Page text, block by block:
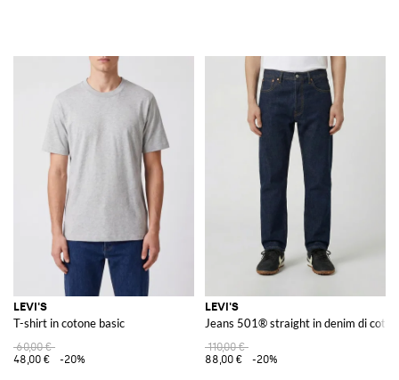
LEVI'S
T-shirt in cotone basic
60,00 €
48,00 €
-20%
LEVI'S
Jeans 501® straight in denim di
110,00 €
88,00 €
-20%